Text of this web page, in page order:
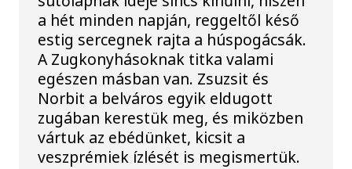
a hét minden napján, reggeltől késő
estig sercegnek rajta a húspogácsák.
A Zugkonyhásoknak titka valami
egészen másban van. Zsuzsit és
Norbit a belváros egyik eldugott
zugában kerestük meg, és miközben
vártuk az ebédünket, kicsit a
veszprémiek ízlését is megismertük.